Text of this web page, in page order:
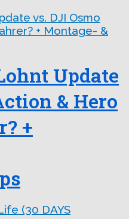
Update
& Hero
+